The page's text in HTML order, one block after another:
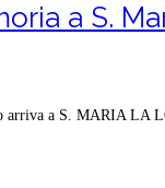
a S.
arriva a S. MARIA LA